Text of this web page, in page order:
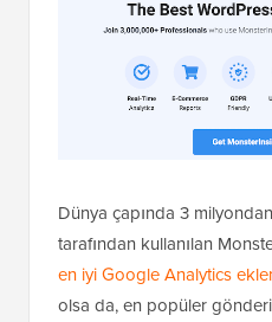
Dünya çapında 3
tarafından kullanılan
en iyi Google Analytics
olsa da, en popüler